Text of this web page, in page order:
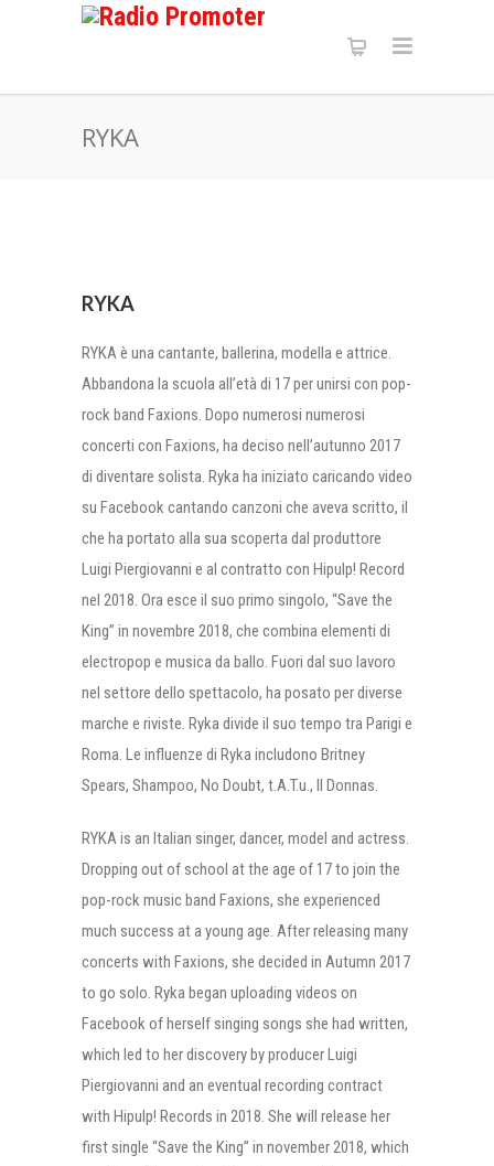
RYKA
RYKA
RYKA è una cantante, ballerina, modella e attrice.
Abbandona la scuola all’età di 17 per unirsi con pop-
rock band Faxions. Dopo numerosi numerosi
concerti con Faxions, ha deciso nell’autunno 2017
di diventare solista. Ryka ha iniziato caricando video
su Facebook cantando canzoni che aveva scritto, il
che ha portato alla sua scoperta dal produttore
Luigi Piergiovanni e al contratto con Hipulp! Record
nel 2018. Ora esce il suo primo singolo, “Save the
King” in novembre 2018, che combina elementi di
electropop e musica da ballo. Fuori dal suo lavoro
nel settore dello spettacolo, ha posato per diverse
marche e riviste. Ryka divide il suo tempo tra Parigi e
Roma. Le influenze di Ryka includono Britney
Spears, Shampoo, No Doubt, t.A.T.u., Il Donnas.
RYKA is an Italian singer, dancer, model and actress.
Dropping out of school at the age of 17 to join the
pop-rock music band Faxions, she experienced
much success at a young age. After releasing many
concerts with Faxions, she decided in Autumn 2017
to go solo. Ryka began uploading videos on
Facebook of herself singing songs she had written,
which led to her discovery by producer Luigi
Piergiovanni and an eventual recording contract
with Hipulp! Records in 2018. She will release her
first single “Save the King” in november 2018, which